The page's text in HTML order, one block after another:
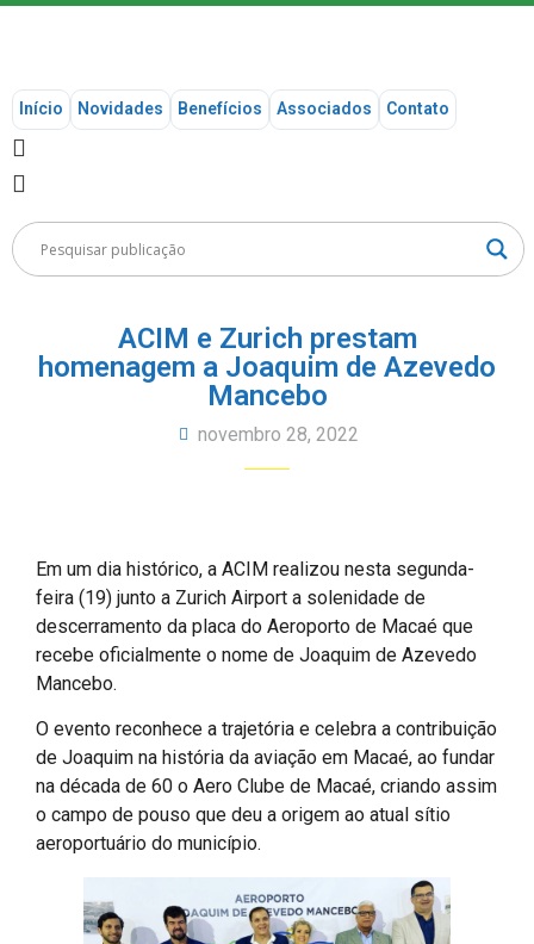
Início Novidades Benefícios Associados Contato
ACIM e Zurich prestam
homenagem a Joaquim de Azevedo
Mancebo
novembro 28, 2022
Em um dia histórico, a ACIM realizou nesta segunda-
feira (19) junto a Zurich Airport a solenidade de
descerramento da placa do Aeroporto de Macaé que
recebe oficialmente o nome de Joaquim de Azevedo
Mancebo.
O evento reconhece a trajetória e celebra a contribuição
de Joaquim na história da aviação em Macaé, ao fundar
na década de 60 o Aero Clube de Macaé, criando assim
o campo de pouso que deu a origem ao atual sítio
aeroportuário do município.